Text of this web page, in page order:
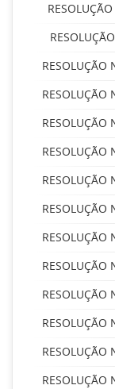
RESOLUÇÃO
RESOLUÇÃO
RESOLUÇÃO
RESOLUÇÃO
RESOLUÇÃO
RESOLUÇÃO
RESOLUÇÃO
RESOLUÇÃO
RESOLUÇÃO
RESOLUÇÃO
RESOLUÇÃO
RESOLUÇÃO